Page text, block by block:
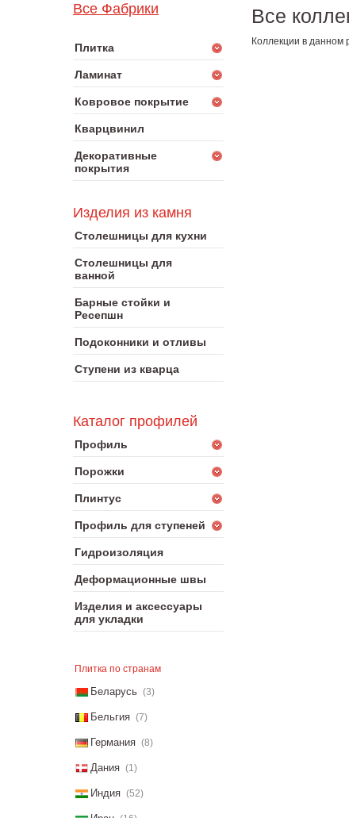
Все Фабрики
Плитка
Ламинат
Ковровое покрытие
Кварцвинил
Декоративные
покрытия
Изделия из камня
Столешницы для кухни
Столешницы для
ванной
Барные стойки и
Ресепшн
Подоконники и отливы
Ступени из кварца
Каталог профилей
Профиль
Порожки
Плинтус
Профиль для ступеней
Гидроизоляция
Деформационные швы
Изделия и аксессуары
для укладки
Плитка по странам
Беларусь (3)
Бельгия (7)
Германия (8)
Дания (1)
Индия (52)
Все
Коллекции в данном